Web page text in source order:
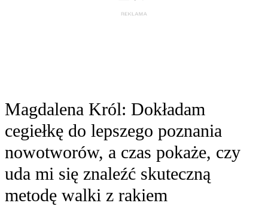
Magdalena Król: Dokładam
cegiełkę do lepszego poznania
nowotworów, a czas pokaże, czy
uda mi się znaleźć skuteczną
metodę walki z rakiem